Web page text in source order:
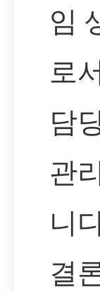
임
로
담
관
니
결